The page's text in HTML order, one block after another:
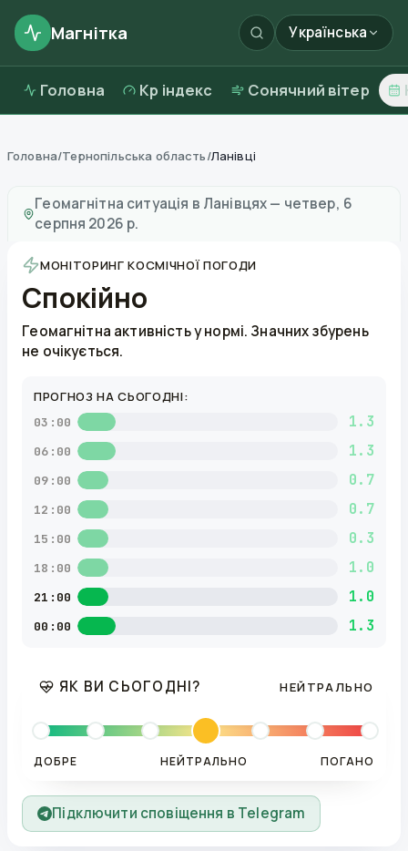
Магнітка Українська
Головна Kp індекс Сонячний вітер
Головна/Тернопільська область/Ланівці
Геомагнітна ситуація в Ланівцях— четвер, 6
серпня 2026 р.
МОНІТОРИНГ КОСМІЧНОЇ ПОГОДИ
Спокійно
Геомагнітна активність у нормі. Значних збурень
не очікується.
ПРОГНОЗ НА СЬОГОДНІ:
03:00 1.3
06:00 1.3
09:00 0.7
12:00 0.7
15:00 0.3
18:00 1.0
21:00 1.0
00:00 1.3
ЯК ВИ СЬОГОДНІ? НЕЙТРАЛЬНО
ДОБРЕ НЕЙТРАЛЬНО ПОГАНО
Підключити сповіщення в Telegram